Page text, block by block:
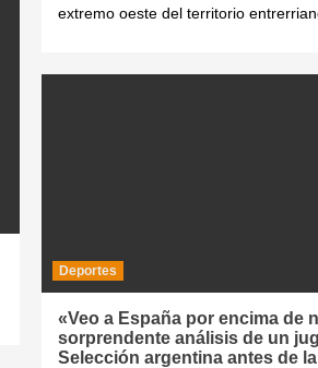
extremo oeste del territorio
Deportes
«Veo a España por encima de
sorprendente análisis de un
Selección argentina antes de